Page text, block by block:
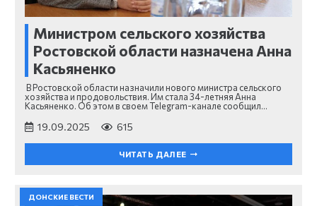
Министром сельского хозяйства
Ростовской области назначена Анна
Касьяненко
В Ростовской области назначили нового министра сельского
хозяйства и продовольствия. Им стала 34-летняя Анна
Касьяненко. Об этом в своем Telegram-канале сообщил…
19.09.2025 615
ЧИТАТЬ ДАЛЕЕ
ДОНСКИЕ ВЕСТИ